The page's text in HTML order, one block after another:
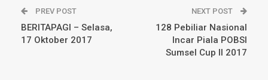
PREV POST
BERITAPAGI – Selasa,
17 Oktober 2017
NEXT POST
128 Pebiliar Nasional
Incar Piala POBSI
Sumsel Cup II 2017